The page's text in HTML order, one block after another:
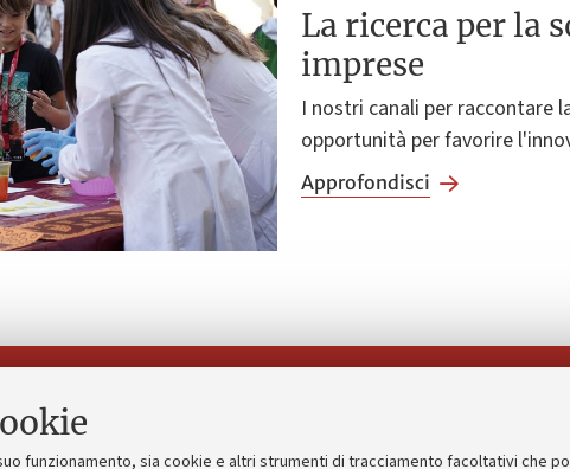
funzionamento, sia cookie e altri strumenti di tracciamento facoltativi che
La ricerca per la
imprese
I nostri canali per raccontare
opportunità per favorire
Approfondisci